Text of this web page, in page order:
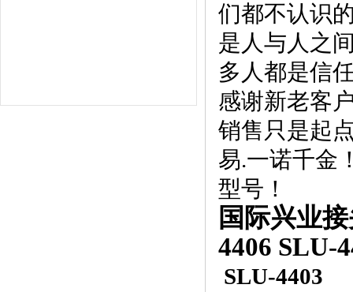
们都不认识
是人与人之
多人都是信
感谢新老客
销售只是起
易.一诺千金
型号！
国际兴业
4406 SLU-
SLU-4403